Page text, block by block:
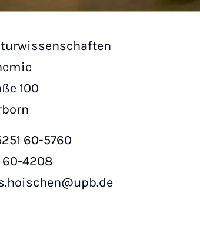
100
60-5760
60-4208